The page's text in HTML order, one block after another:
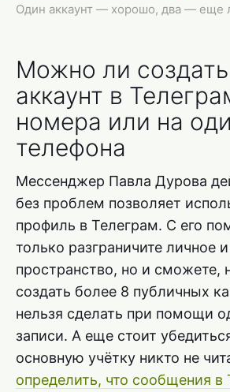
Один аккаунт — хорошо, два — еще
Можно ли
аккаунт в
номера или на
телефона
Мессенджер Павла Дурова
без проблем позволяет
профиль в Телеграм. С его
только разграничите личное
пространство, но и сможете,
создать более 8 публичных
нельзя сделать при помощи
записи. А еще стоит
основную учётку никто не
определить, что сообщения в